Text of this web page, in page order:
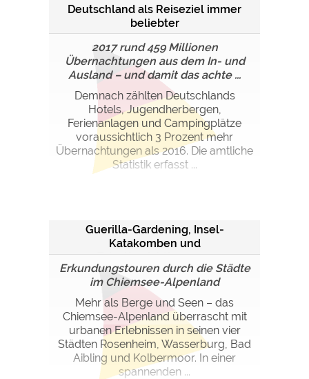
Deutschland als Reiseziel immer
beliebter
2017 rund 459 Millionen
Übernachtungen aus dem In- und
Ausland – und damit das achte ...
Demnach zählten Deutschlands
Hotels, Jugendherbergen,
Ferienanlagen und Campingplätze
voraussichtlich 3 Prozent mehr
Übernachtungen als 2016. Die amtliche
Statistik erfasst ...
Guerilla-Gardening, Insel-
Katakomben und
Tatortbesichtigungen
Erkundungstouren durch die Städte
im Chiemsee-Alpenland
Mehr als Berge und Seen – das
Chiemsee-Alpenland überrascht mit
urbanen Erlebnissen in seinen vier
Städten Rosenheim, Wasserburg, Bad
Aibling und Kolbermoor. In einer
spannenden ...
Statistiken
https://policies.google.com/privacy
https://policies.google.com/privacy
Google AdSense
https://policies.google.com/privacy
Google Remarketing
https://policies.google.com/privacy